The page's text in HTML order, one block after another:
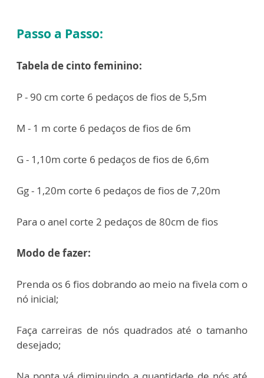
Passo a Passo:
Tabela de cinto feminino:
P - 90 cm corte 6 pedaços de fios de 5,5m
M - 1 m corte 6 pedaços de fios de 6m
G - 1,10m corte 6 pedaços de fios de 6,6m
Gg - 1,20m corte 6 pedaços de fios de 7,20m
Para o anel corte 2 pedaços de 80cm de fios
Modo de fazer:
Prenda os 6 fios dobrando ao meio na fivela com o
nó inicial;
Faça carreiras de nós quadrados até o tamanho
desejado;